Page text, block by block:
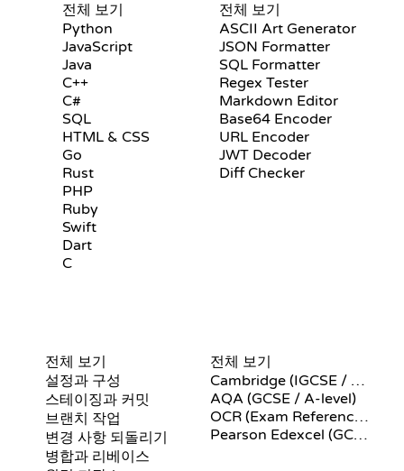
전체 보기
Python
JavaScript
Java
C++
C#
SQL
HTML & CSS
Go
Rust
PHP
Ruby
Swift
Dart
C
전체 보기
ASCII Art Generator
JSON Formatter
SQL Formatter
Regex Tester
Markdown Editor
Base64 Encoder
URL Encoder
JWT Decoder
Diff Checker
전체 보기
설정과 구성
스테이징과 커밋
브랜치 작업
변경 사항 되돌리기
병합과 리베이스
전체 보기
Cambridge (IGCSE / A-Level)
AQA (GCSE / A-level)
OCR (Exam Reference Language)
Pearson Edexcel (GCSE)